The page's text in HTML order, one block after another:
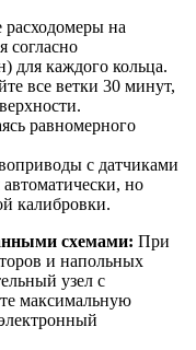
расходомеры на
согласно
для каждого кольца.
все ветки 30 минут,
равномерного
с датчиками
но
калибровки.
схемами: При
и напольных
узел с
максимальную